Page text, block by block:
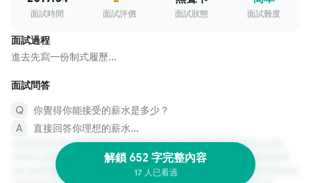
面試時間 面試評價 面試狀態 面試難度
面試過程
進去先寫一份制式履歷...
面試問答
你覺得你能接受的薪水是多少？
直接回答你理想的薪水...
解鎖 652 字完整內容
17 人已看過